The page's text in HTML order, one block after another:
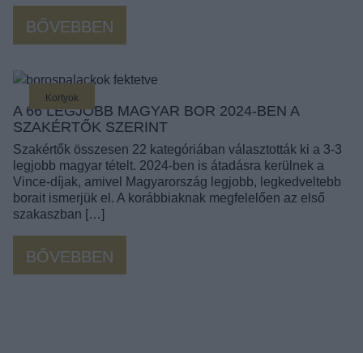
BŐVEBBEN
Kortyok
A 66 LEGJOBB MAGYAR BOR 2024-BEN A
SZAKÉRTŐK SZERINT
Szakértők összesen 22 kategóriában választották ki a 3-3
legjobb magyar tételt. 2024-ben is átadásra kerülnek a
Vince-díjak, amivel Magyarország legjobb, legkedveltebb
borait ismerjük el. A korábbiaknak megfelelően az első
szakaszban […]
BŐVEBBEN